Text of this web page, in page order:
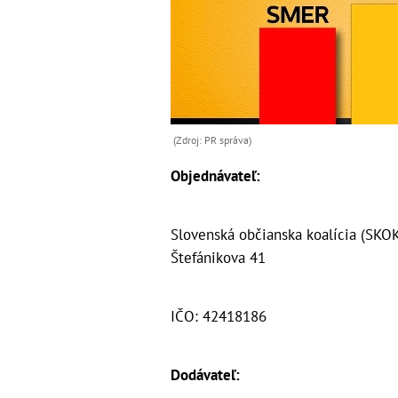
(Zdroj: PR správa)
Objednávateľ:
Slovenská občianska koalícia
Štefánikova 41
IČO: 42418186
Dodávateľ: